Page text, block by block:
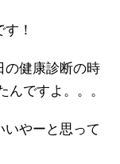
！
の健康診断の時
ですよ。。。
いやーと思って